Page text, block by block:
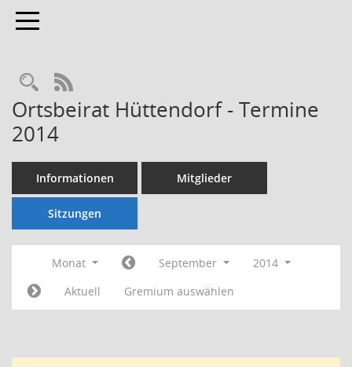
Toggle navigation
Rechercheauswahl
RSS-Feed
Ortsbeirat Hüttendorf - Termine
2014
Informationen Mitglieder
Sitzungen
Monat September
2014
Aktuell
Gremium auswählen